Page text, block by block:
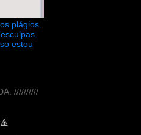
plágios.
estou
//////////